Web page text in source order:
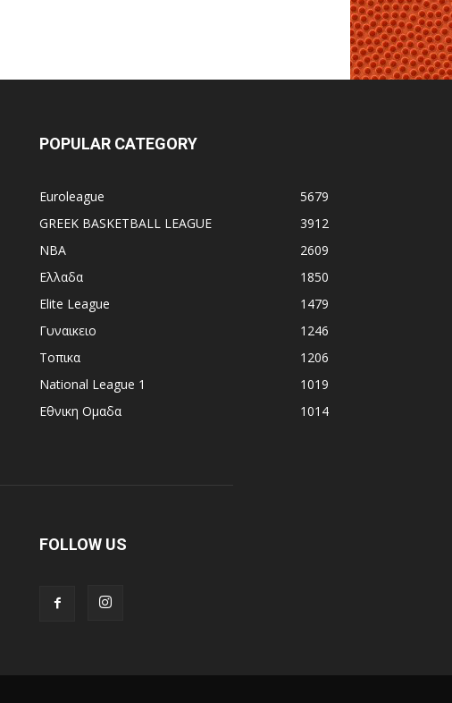
POPULAR CATEGORY
Euroleague
5679
GREEK BASKETBALL LEAGUE
3912
NBA
2609
Ελλαδα
1850
Elite League
1479
Γυναικειο
1246
Τοπικα
1206
National League 1
1019
Εθνικη Ομαδα
1014
FOLLOW US